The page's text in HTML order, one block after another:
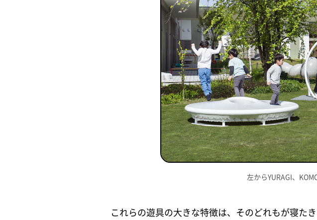
左からYURAGI、
これらの遊具の大きな特徴は、そのどれもが寝た